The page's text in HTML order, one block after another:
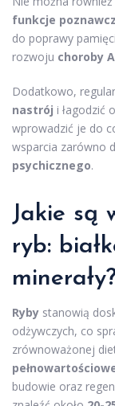
funkcje
do poprawy
rozwoju choroby
Dodatkowo,
nastrój i łagodzić
wprowadzić je do
wsparcia zarówno
psychicznego.
Jakie są
ryb:
Ryby stanowią
odżywczych, co
zrównoważonej
budowie oraz